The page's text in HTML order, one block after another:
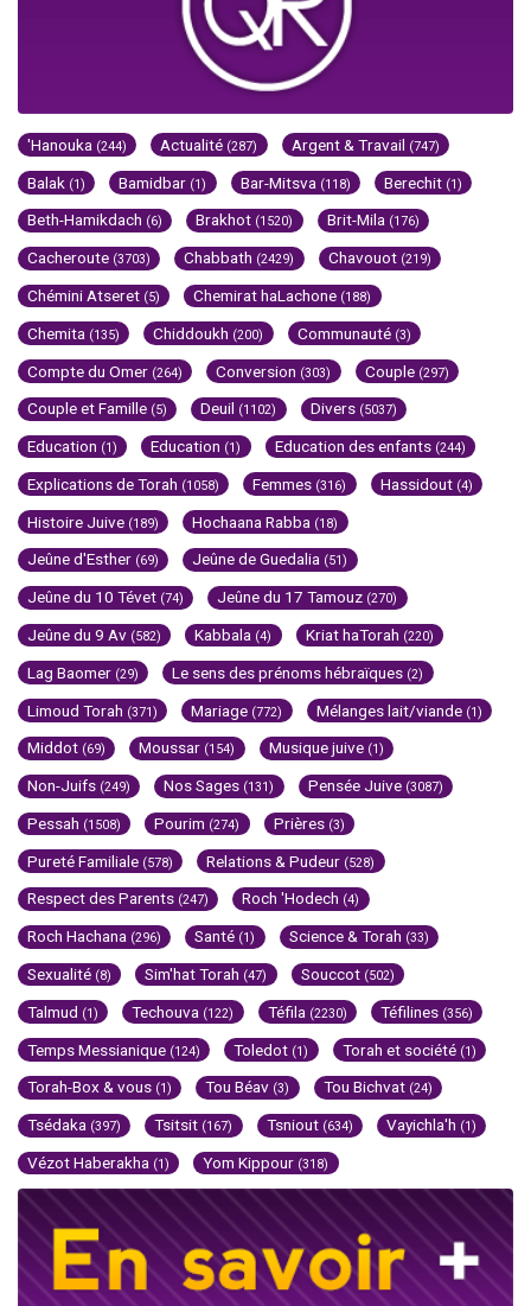
'Hanouka (244) Actualité (287) Argent & Travail (747)
Balak (1) Bamidbar (1) Bar-Mitsva (118) Berechit (1)
Beth-Hamikdach (6) Brakhot (1520) Brit-Mila (176)
Cacheroute (3703) Chabbath (2429) Chavouot (219)
Chémini Atseret (5) Chemirat haLachone (188)
Chemita (135) Chiddoukh (200) Communauté (3)
Compte du Omer (264) Conversion (303) Couple (297)
Couple et Famille (5) Deuil (1102) Divers (5037)
Education (1) Education (1) Education des enfants (244)
Explications de Torah (1058) Femmes (316) Hassidout (4)
Histoire Juive (189) Hochaana Rabba (18)
Jeûne d'Esther (69) Jeûne de Guedalia (51)
Jeûne du 10 Tévet (74) Jeûne du 17 Tamouz (270)
Jeûne du 9 Av (582) Kabbala (4) Kriat haTorah (220)
Lag Baomer (29) Le sens des prénoms hébraïques (2)
Limoud Torah (371) Mariage (772) Mélanges lait/viande (1)
Middot (69) Moussar (154) Musique juive (1)
Non-Juifs (249) Nos Sages (131) Pensée Juive (3087)
Pessah (1508) Pourim (274) Prières (3)
Pureté Familiale (578) Relations & Pudeur (528)
Respect des Parents (247) Roch 'Hodech (4)
Roch Hachana (296) Santé (1) Science & Torah (33)
Sexualité (8) Sim'hat Torah (47) Souccot (502)
Talmud (1) Techouva (122) Téfila (2230) Téfilines (356)
Temps Messianique (124) Toledot (1) Torah et société (1)
Torah-Box & vous (1) Tou Béav (3) Tou Bichvat (24)
Tsédaka (397) Tsitsit (167) Tsniout (634) Vayichla'h (1)
Vézot Haberakha (1) Yom Kippour (318)